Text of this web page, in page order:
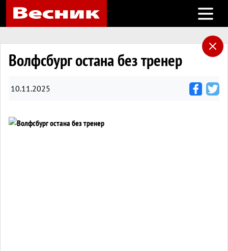
Open
Волфсбург остана без тренер
10.11.2025